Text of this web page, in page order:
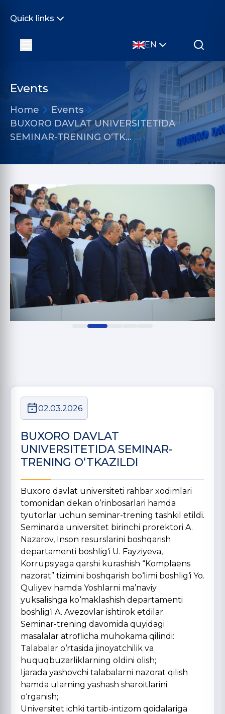
Quick links
EN
Events
Home
Events
BUXORO DAVLAT UNIVERSITETIDA
SEMINAR-TRENING O‘TK…
02.03.2026
BUXORO DAVLAT
UNIVERSITETIDA SEMINAR-
TRENING O‘TKAZILDI
Buxoro davlat universiteti rahbar xodimlari
tomonidan dekan o‘rinbosarlari hamda
tyutorlar uchun seminar-trening tashkil etildi.
Seminarda universitet birinchi prorektori A.
Nazarov, Inson resurslarini boshqarish
departamenti boshlig‘i U. Fayziyeva,
Korrupsiyaga qarshi kurashish “Komplaens
nazorat” tizimini boshqarish bo‘limi boshlig‘i Yo.
Quliyev hamda Yoshlarni ma’naviy
yuksalishga ko‘maklashish departamenti
boshlig‘i A. Avezovlar ishtirok etdilar.
Seminar-trening davomida quyidagi
masalalar atroflicha muhokama qilindi:
Talabalar o‘rtasida jinoyatchilik va
huquqbuzarliklarning oldini olish;
Ijarada yashovchi talabalarni nazorat qilish
hamda ularning yashash sharoitlarini
o‘rganish;
Universitet ichki tartib-intizom qoidalariga